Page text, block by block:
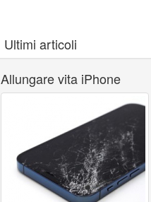
Ultimi articoli
Allungare vita iPhone